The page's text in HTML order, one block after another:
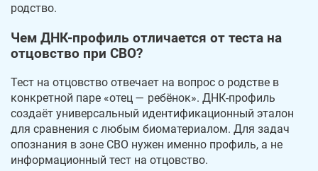
родство.
Чем ДНК-профиль отличается от теста на
отцовство при СВО?
Тест на отцовство отвечает на вопрос о родстве в
конкретной паре «отец — ребёнок». ДНК-профиль
создаёт универсальный идентификационный эталон
для сравнения с любым биоматериалом. Для задач
опознания в зоне СВО нужен именно профиль, а не
информационный тест на отцовство.